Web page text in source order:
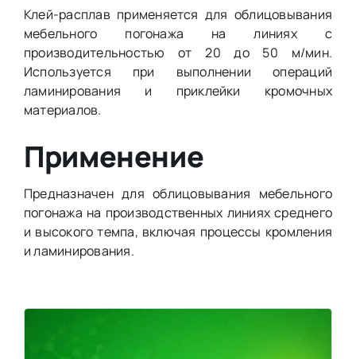
Клей-расплав применяется для облицовывания
мебельного погонажа на линиях с
производительностью от 20 до 50 м/мин.
Используется при выполнении операций
ламинирования и приклейки кромочных
материалов.
Применение
Предназначен для облицовывания мебельного
погонажа на производственных линиях среднего
и высокого темпа, включая процессы кромления
и ламинирования.